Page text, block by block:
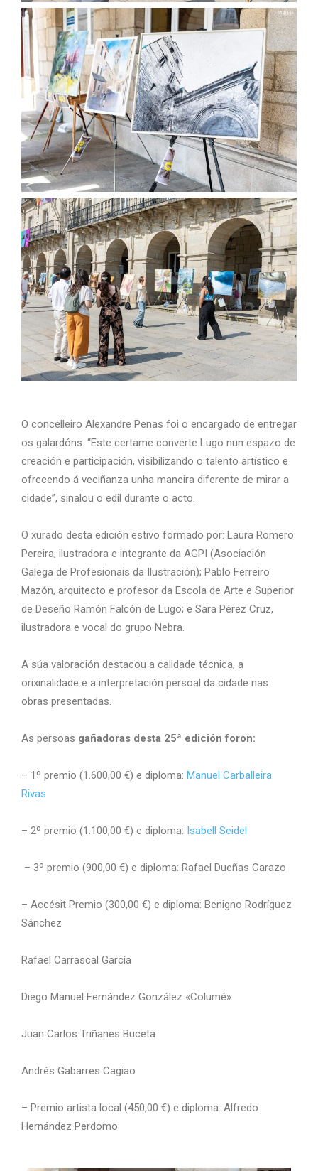
O concelleiro Alexandre Penas foi o encargado de entregar
os galardóns. “Este certame converte Lugo nun espazo de
creación e participación, visibilizando o talento artístico e
ofrecendo á veciñanza unha maneira diferente de mirar a
cidade”, sinalou o edil durante o acto.
O xurado desta edición estivo formado por: Laura Romero
Pereira, ilustradora e integrante da AGPI (Asociación
Galega de Profesionais da Ilustración); Pablo Ferreiro
Mazón, arquitecto e profesor da Escola de Arte e Superior
de Deseño Ramón Falcón de Lugo; e Sara Pérez Cruz,
ilustradora e vocal do grupo Nebra.
A súa valoración destacou a calidade técnica, a
orixinalidade e a interpretación persoal da cidade nas
obras presentadas.
As persoas gañadoras desta 25ª edición foron:
– 1º premio (1.600,00 €) e diploma: Manuel Carballeira
Rivas
– 2º premio (1.100,00 €) e diploma: Isabell Seidel
– 3º premio (900,00 €) e diploma: Rafael Dueñas Carazo
– Accésit Premio (300,00 €) e diploma: Benigno Rodríguez
Sánchez
Rafael Carrascal García
Diego Manuel Fernández González «Columé»
Juan Carlos Triñanes Buceta
Andrés Gabarres Cagiao
– Premio artista local (450,00 €) e diploma: Alfredo
Hernández Perdomo